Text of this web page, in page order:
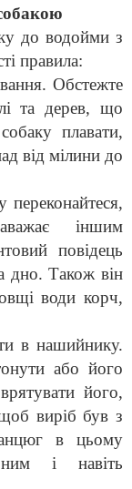
до водойми з
правила:
Обстежте
та дерев, що
плавати,
від мілини до
переконайтеся,
іншим
повідець
дно. Також він
води корч,
в нашийнику.
або його
його,
виріб був з
в цьому
і навіть